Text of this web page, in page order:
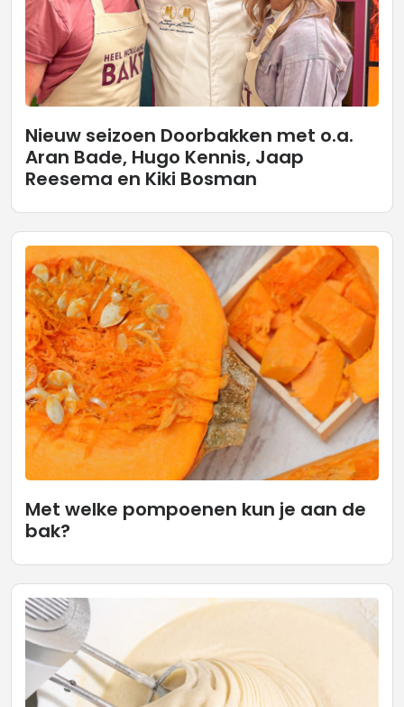
Nieuw seizoen Doorbakken met o.a.
Aran Bade, Hugo Kennis, Jaap
Reesema en Kiki Bosman
Met welke pompoenen kun je aan de
bak?